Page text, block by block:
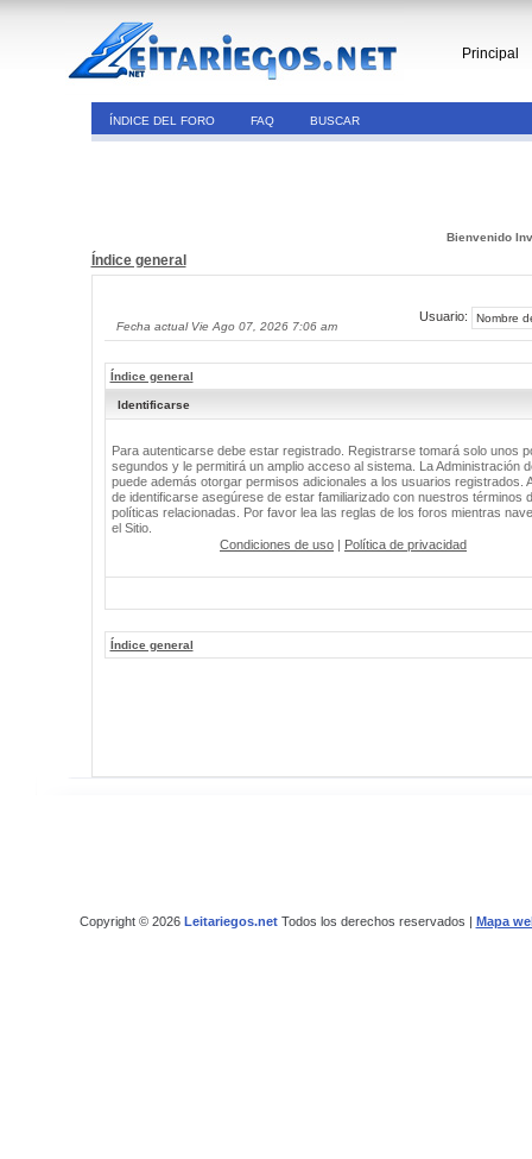
Principal
ÍNDICE DEL FORO FAQ BUSCAR
Bienvenido
Índice general
Fecha actual Vie Ago 07, 2026 7:06 am
Usuario:
Índice general
Identificarse
Para autenticarse debe estar registrado. Registrarse tomará solo unos
segundos y le permitirá un amplio acceso al sistema. La Administración
puede además otorgar permisos adicionales a los usuarios registrados.
de identificarse asegúrese de estar familiarizado con nuestros términos
políticas relacionadas. Por favor lea las reglas de los foros mientras
el Sitio.
Condiciones de uso | Política de privacidad
Índice general
Copyright © 2026 Leitariegos.netTodos los derechos reservados | Mapa